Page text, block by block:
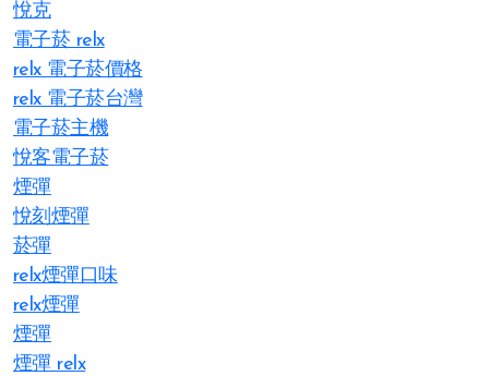
悅克
電子菸 relx
relx 電子菸價格
relx 電子菸台灣
電子菸主機
悅客電子菸
煙彈
悅刻煙彈
菸彈
relx煙彈口味
relx煙彈
煙彈
煙彈 relx